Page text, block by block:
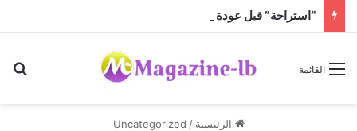
“استراحة” قبل عودة الحرّ!
القائمة
الرئيسية /
Uncategorized